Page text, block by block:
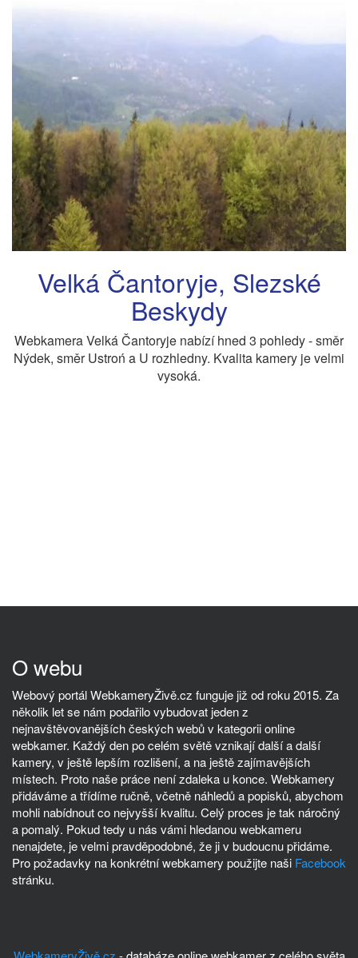
Velká Čantoryje, Slezské
Beskydy
Webkamera Velká Čantoryje nabízí hned 3 pohledy - směr
Nýdek, směr Ustroń a U rozhledny. Kvalita kamery je velmi
vysoká.
O webu
Webový portál WebkameryŽivě.cz funguje již od roku 2015. Za
několik let se nám podařilo vybudovat jeden z
nejnavštěvovanějších českých webů v kategorii online
webkamer. Každý den po celém světě vznikají další a další
kamery, v ještě lepším rozlišení, a na ještě zajímavějších
místech. Proto naše práce není zdaleka u konce. Webkamery
přidáváme a třídíme ručně, včetně náhledů a popisků, abychom
mohli nabídnout co nejvyšší kvalitu. Celý proces je tak náročný
a pomalý. Pokud tedy u nás vámi hledanou webkameru
nenajdete, je velmi pravděpodobné, že ji v budoucnu přidáme.
Pro požadavky na konkrétní webkamery použijte naši Facebook
stránku.